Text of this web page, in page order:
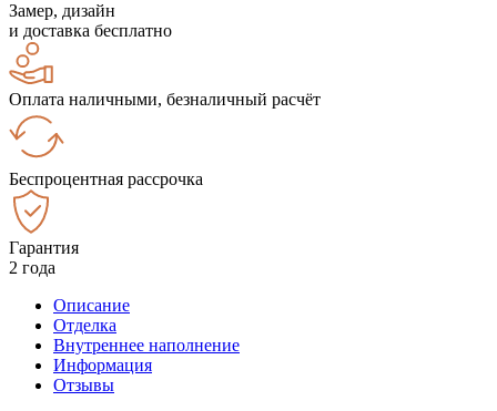
Замер, дизайн
и доставка бесплатно
Оплата наличными, безналичный расчёт
Беспроцентная рассрочка
Гарантия
2 года
Описание
Отделка
Внутреннее наполнение
Информация
Отзывы